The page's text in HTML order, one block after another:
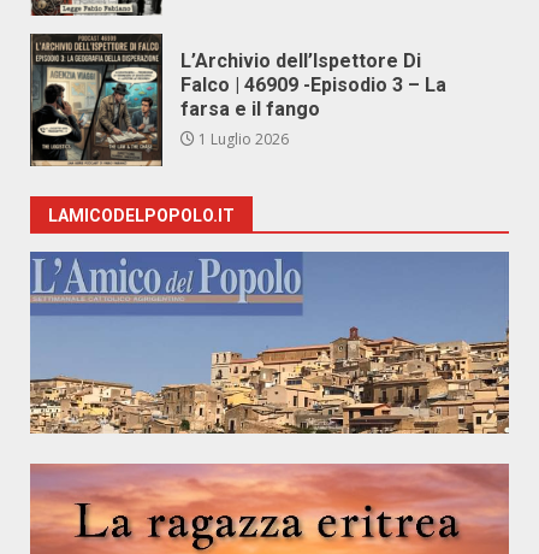
L’Archivio dell’Ispettore Di
Falco | 46909 -Episodio 3 – La
farsa e il fango
1 Luglio 2026
LAMICODELPOPOLO.IT